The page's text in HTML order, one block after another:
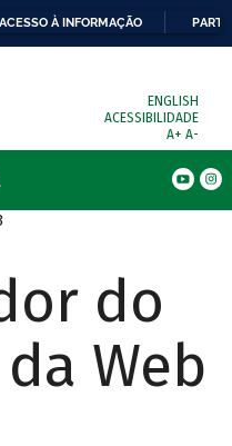
ACESSO À INFORMAÇÃO
ENGLISH
ACESSIBILIDADE
A+ A-
do
Web